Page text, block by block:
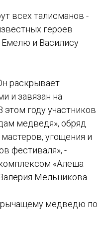
всех талисманов -
героев
Емелю и Василису
раскрывает
и завязан на
году участников
медведя», обряд
угощения и
фестиваля», -
«Алеша
Мельникова.
рычащему медведю по